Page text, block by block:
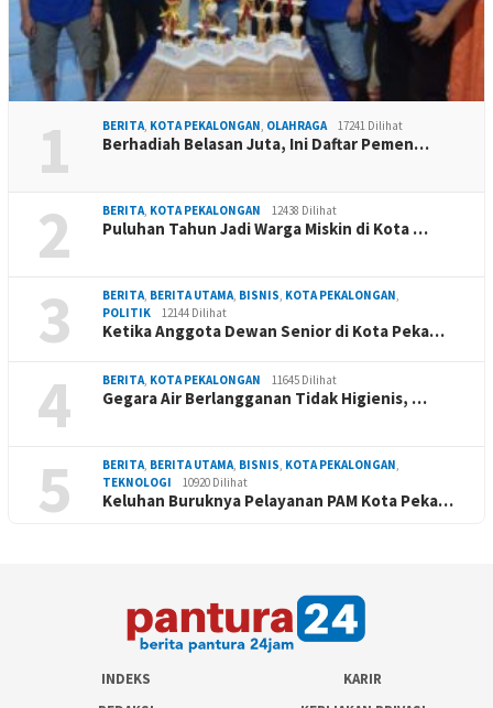
1 BERITA, KOTA PEKALONGAN, OLAHRAGA 17241 Dilihat
Berhadiah Belasan Juta, Ini Daftar Pemen…
2 BERITA, KOTA PEKALONGAN 12438 Dilihat
Puluhan Tahun Jadi Warga Miskin di Kota …
3 BERITA, BERITA UTAMA, BISNIS, KOTA PEKALONGAN,
POLITIK
12144 Dilihat
Ketika Anggota Dewan Senior di Kota Peka…
4 BERITA, KOTA PEKALONGAN 11645 Dilihat
Gegara Air Berlangganan Tidak Higienis, …
5 BERITA, BERITA UTAMA, BISNIS, KOTA PEKALONGAN,
TEKNOLOGI
10920 Dilihat
Keluhan Buruknya Pelayanan PAM Kota Peka…
INDEKS
KARIR